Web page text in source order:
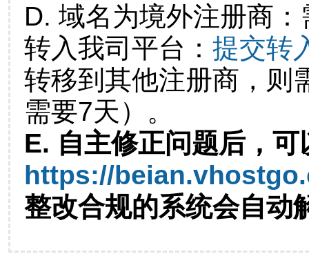
D. 域名为境外注册商
转入我司平台： 提交转
转移到其他注册商，则
需要7天）。
E. 自主修正问题后，可
https://
整改合规的系统会自动